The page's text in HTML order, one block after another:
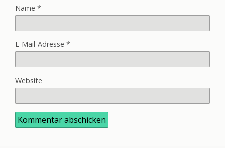
Name *
E-Mail-Adresse *
Website